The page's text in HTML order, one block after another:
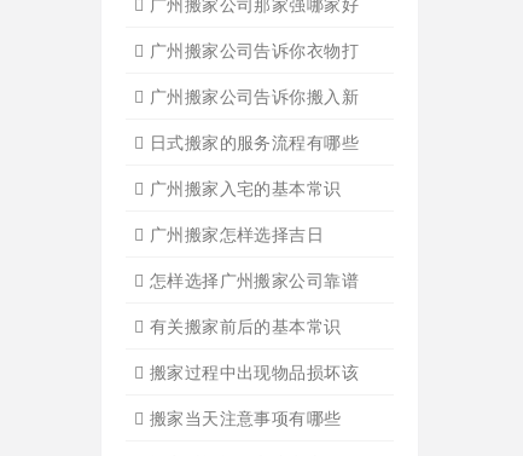
广州学生搬家2
广州长途货运8
搬家必读
广州搬家禁忌须知
设备搬运需要注意细节
应该怎样选择广州搬家公司
选择广州搬家公司需谨慎
广州搬家流程
搬家有哪些细节是一定要注